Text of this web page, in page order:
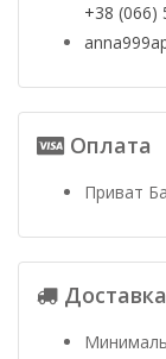
+38 (066)
Оплата
Приват
Доставка